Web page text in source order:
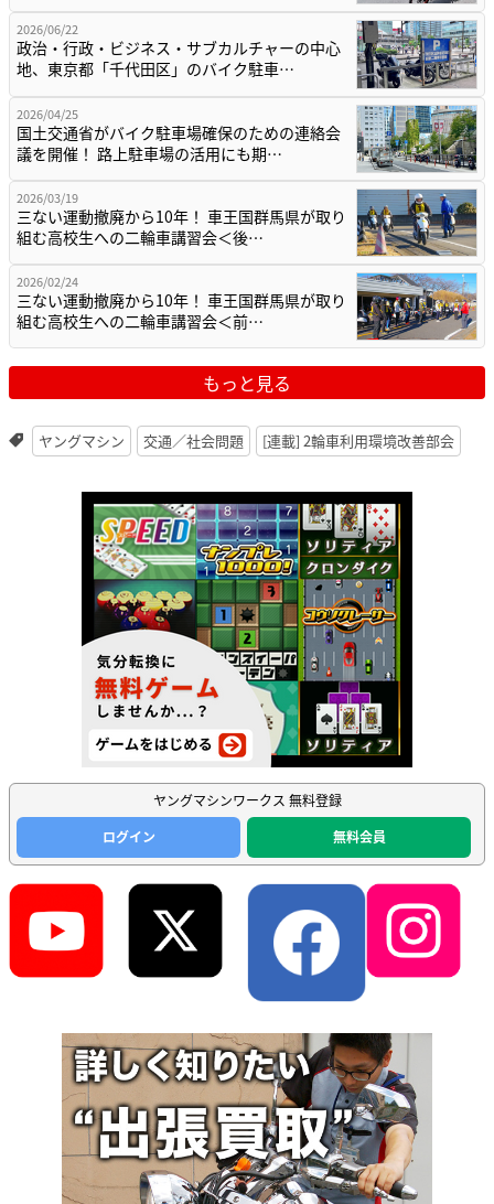
2026/06/22
政治・行政・ビジネス・サブカルチャーの中心
地、東京都「千代田区」のバイク駐車…
2026/04/25
国土交通省がバイク駐車場確保のための連絡会
議を開催！ 路上駐車場の活用にも期…
2026/03/19
三ない運動撤廃から10年！ 車王国群馬県が取り
組む高校生への二輪車講習会＜後…
2026/02/24
三ない運動撤廃から10年！ 車王国群馬県が取り
組む高校生への二輪車講習会＜前…
もっと見る
ヤングマシン 交通／社会問題 [連載] 2輪車利用環境改善部会
ヤングマシンワークス 無料登録
ログイン
無料会員